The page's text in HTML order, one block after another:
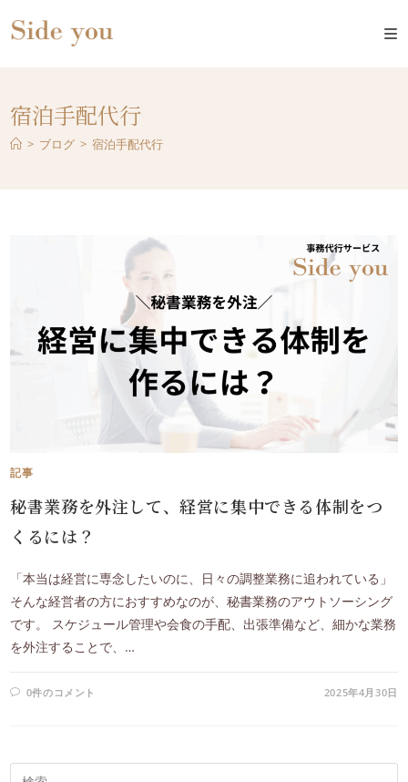
宿泊手配代行
> ブログ > 宿泊手配代行
記事
秘書業務を外注して、経営に集中できる体制をつ
くるには？
「本当は経営に専念したいのに、日々の調整業務に追われている」
そんな経営者の方におすすめなのが、秘書業務のアウトソーシング
です。 スケジュール管理や会食の手配、出張準備など、細かな業務
を外注することで、…
0件のコメント 2025年4月30日